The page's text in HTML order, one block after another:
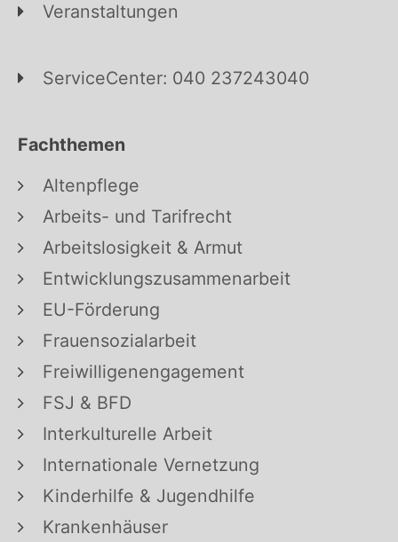
Veranstaltungen
ServiceCenter: 040 237243040
Fachthemen
Altenpflege
Arbeits- und Tarifrecht
Arbeitslosigkeit & Armut
Entwicklungszusammenarbeit
EU-Förderung
Frauensozialarbeit
Freiwilligenengagement
FSJ & BFD
Interkulturelle Arbeit
Internationale Vernetzung
Kinderhilfe & Jugendhilfe
Krankenhäuser